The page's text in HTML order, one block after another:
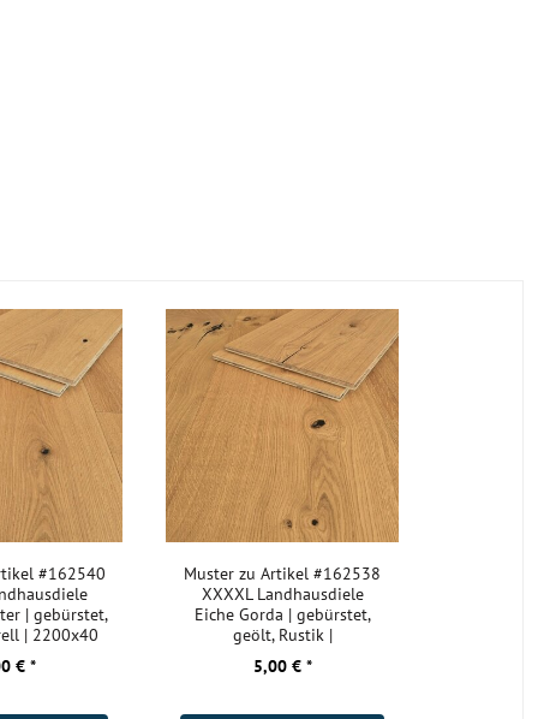
#162540
| gebürstet,
| 2200x40
€ *
Muster zu Artikel #162538
XXXXL Landhausdiele
Eiche Gorda | gebürstet,
geölt, Rustik |
2200x400x18 m
5,00 € *